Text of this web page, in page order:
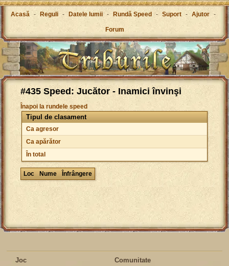
Acasă - Reguli - Datele lumii - Rundă Speed - Suport - Ajutor -
Forum
#435 Speed: Jucător - Inamici învinşi
Înapoi la rundele speed
Tipul de clasament
Ca agresor
Ca apărător
În total
Loc Nume Înfrângere
Joc Comunitate